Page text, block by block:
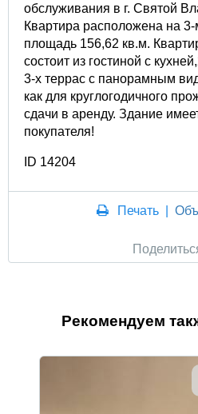
обслуживания в г. Святой
Квартира расположена на
площадь 156,62 кв.м.
состоит из гостиной с
3-х террас с панорамным
как для круглогодичного
сдачи в аренду. Здание
покупателя!
ID 14204
Печать |
Рекомендуем